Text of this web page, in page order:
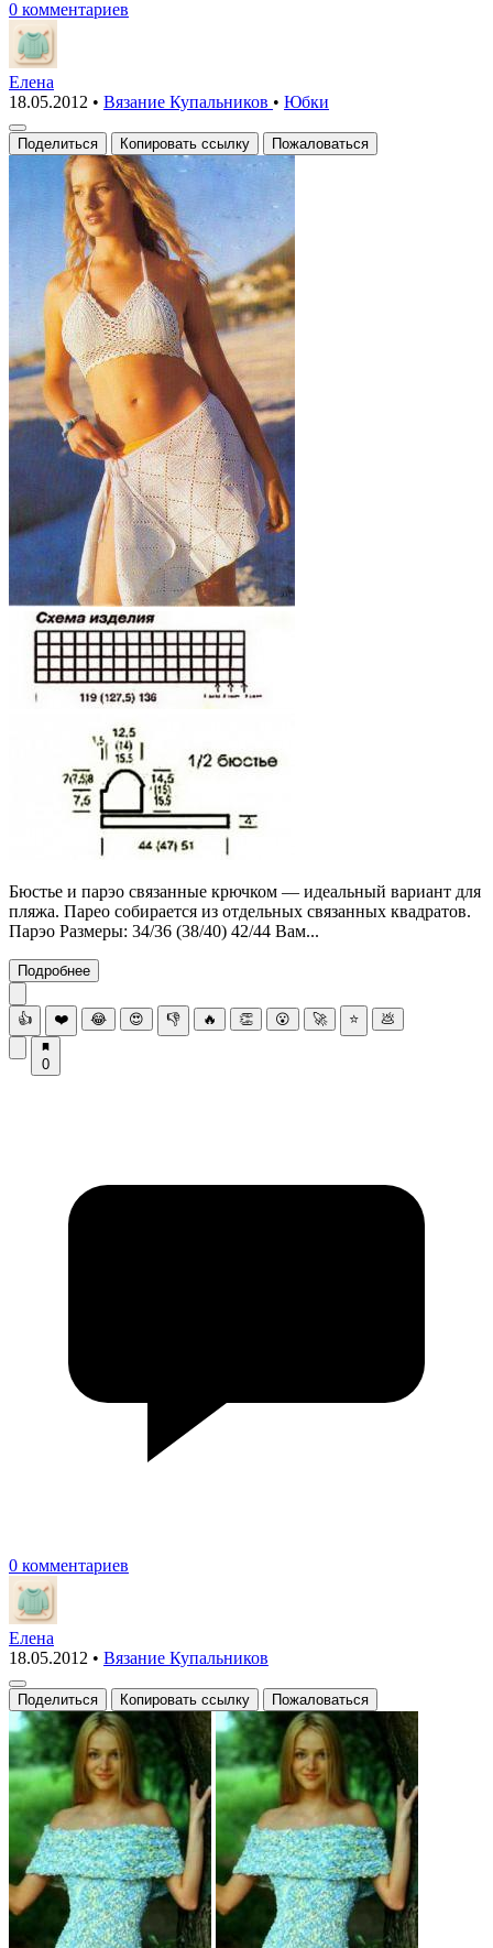
0 комментариев
Елена
18.05.2012 • Вязание Купальников • Юбки
Поделиться Копировать ссылку Пожаловаться
Бюстье и парэо связанные крючком — идеальный вариант для
пляжа. Парео собирается из отдельных связанных квадратов.
Парэо Размеры: 34/36 (38/40) 42/44 Вам...
Подробнее
👍 ❤️ 😂 😍 👎 🔥 👏 😮 🚀 ⭐ 💩
0
0 комментариев
Елена
18.05.2012 • Вязание Купальников
Поделиться Копировать ссылку Пожаловаться